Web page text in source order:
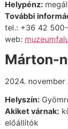
Helypénz:
További
tel.: +36 42
web:
Márton-
2024. november
Helyszín:
Akiket várnak:
előállítók